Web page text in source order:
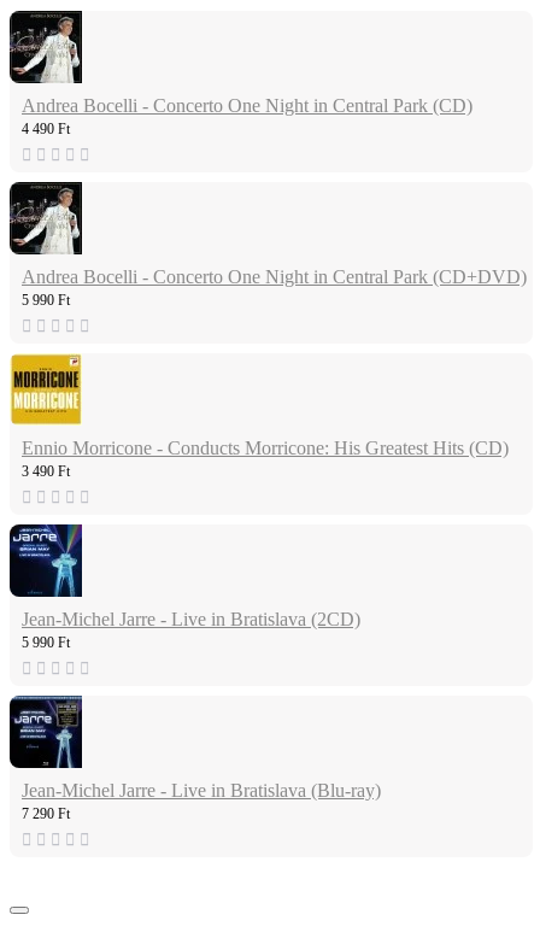
Andrea Bocelli - Concerto One Night in Central Park (CD)
4 490 Ft
Andrea Bocelli - Concerto One Night in Central Park (CD+DVD)
5 990 Ft
Ennio Morricone - Conducts Morricone: His Greatest Hits (CD)
3 490 Ft
Jean-Michel Jarre - Live in Bratislava (2CD)
5 990 Ft
Jean-Michel Jarre - Live in Bratislava (Blu-ray)
7 290 Ft